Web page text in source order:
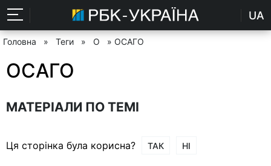
UA
Головна » Теги » О » ОСАГО
ОСАГО
МАТЕРІАЛИ ПО ТЕМІ
Ця сторінка була корисна? ТАК НІ